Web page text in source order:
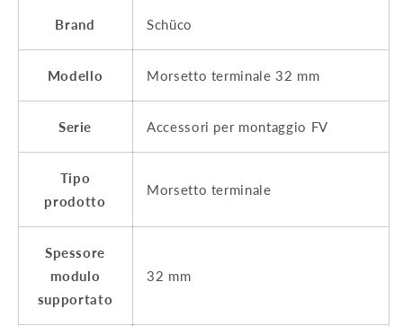
Brand Schüco
Modello Morsetto terminale 32 mm
Serie Accessori per montaggio FV
Tipo
prodotto
Morsetto terminale
Spessore
modulo
supportato
32 mm